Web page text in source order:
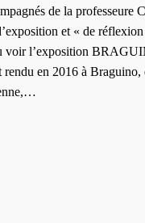
de la professeure
et « de
voir l’exposition
en 2016 à